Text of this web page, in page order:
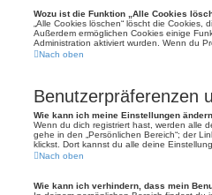
Wozu ist die Funktion „Alle Cookies
„Alle Cookies löschen“ löscht die
Außerdem ermöglichen Cookies einige
Administration aktiviert wurden. Wenn du
Nach oben
Benutzerpräferenzen
Wie kann ich meine Einstellungen
Wenn du dich registriert hast, werden alle
gehe in den „Persönlichen Bereich“; der
klickst. Dort kannst du alle deine
Nach oben
Wie kann ich verhindern, dass mein